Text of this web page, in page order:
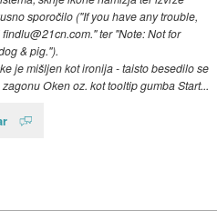
sporočilo ("If you have any trouble,
ter "Note: Not for
& pig.").
je mišljen kot ironija - taisto besedilo se
Oken oz. kot tooltip gumba Start...